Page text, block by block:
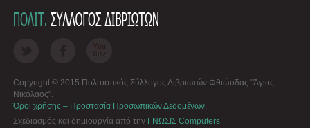
Copyright © 2015 Πολιτιστικός Σύλλογος Διβριωτών Φθιώτιδας "Άγιος
Νικόλαος".
Όροι χρήσης – Προστασία Προσωπικών Δεδομένων.
Σχεδιασμός και δημιουργία από την ΓΝΩΣΙΣ Computers